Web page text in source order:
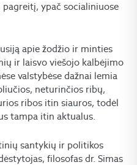
ypač socialiniuose
apie žodžio ir minties
ir laisvo viešojo kalbėjimo
valstybėse dažnai lemia
neturinčios ribų,
ribos itin siauros, todėl
tampa itin aktualus.
santykių ir politikos
filosofas dr. Simas